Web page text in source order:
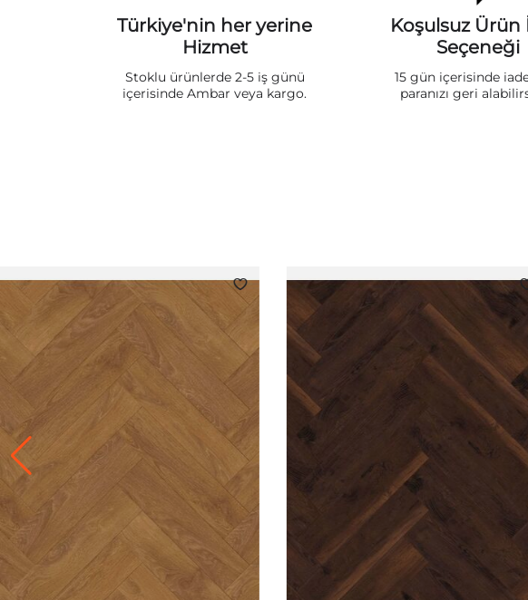
Türkiye'nin her yerine
Hizmet
Stoklu ürünlerde 2-5 iş günü
içerisinde Ambar veya kargo.
Koşulsuz Ürün
Seçeneği
15 gün içerisinde
paranızı geri